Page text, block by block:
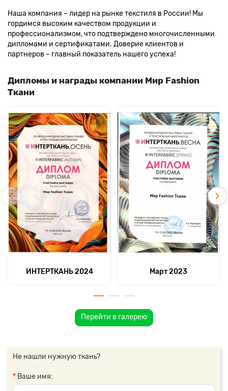
Наша компания – лидер на рынке текстиля в России! Мы
гордимся высоким качеством продукции и
профессионализмом, что подтверждено многочисленными
дипломами и сертификатами. Доверие клиентов и
партнеров – главный показатель нашего успеха!
Дипломы и награды компании Мир Fashion
Ткани
ИНТЕРТКАНЬ 2024 Март 2023
Перейти в галерею
Не нашли нужную ткань?
Ваше имя: